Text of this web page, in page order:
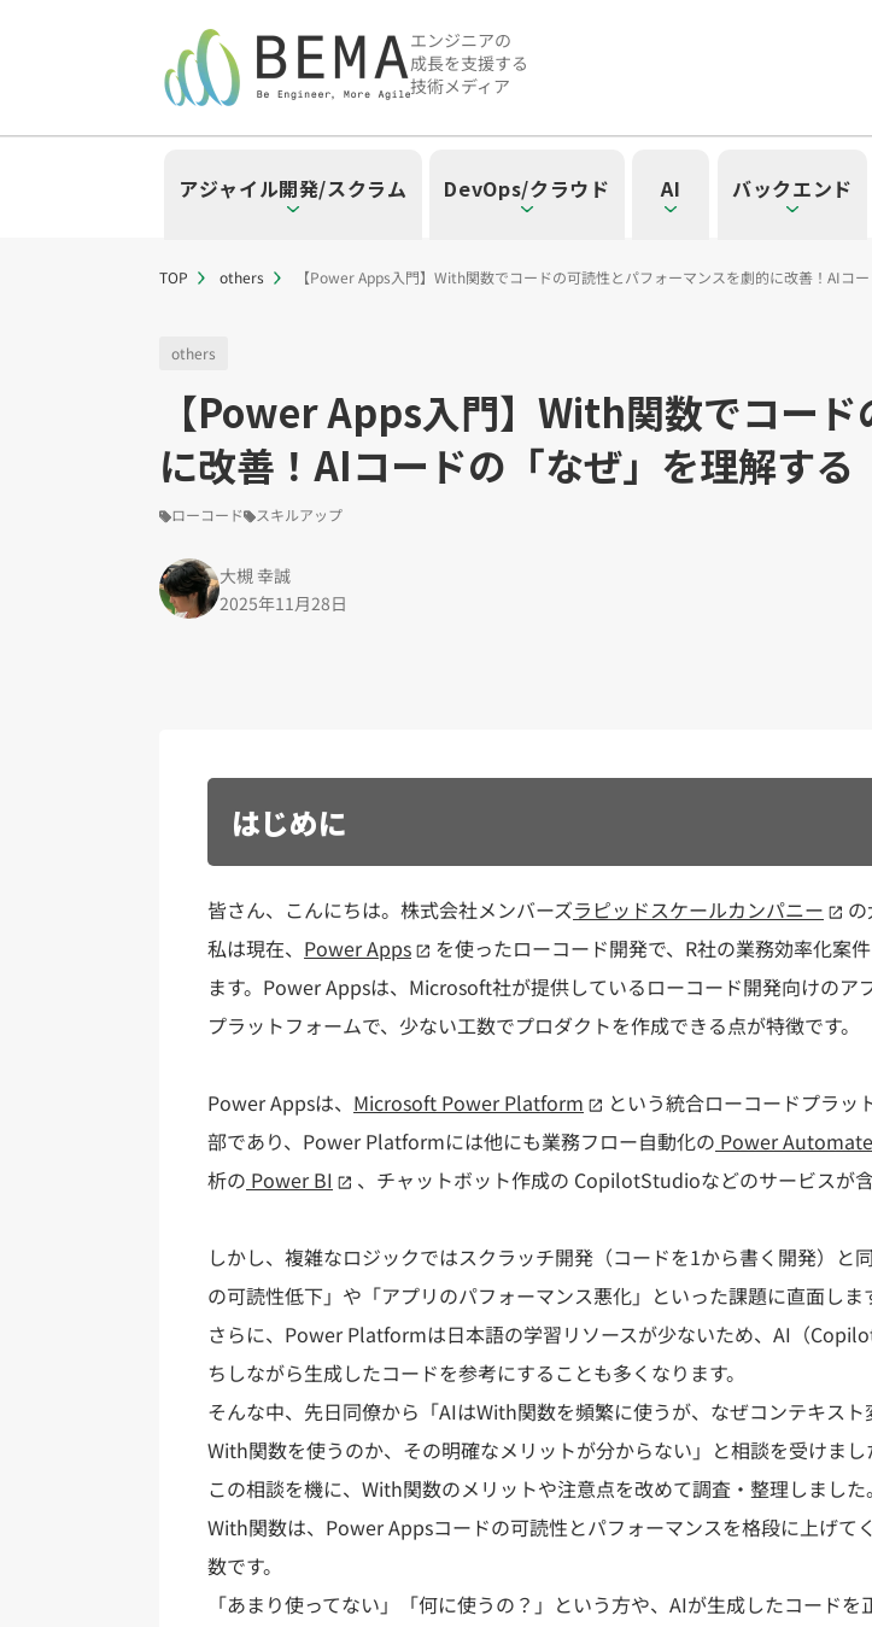
エンジニアの
成長を支援する
技術メディア
アジャイル開発/スクラム DevOps/クラウド AI バックエンド
「アジャイル開発/スクラム」のタグ一覧
スクラムマスター（19）
アジャイル（15） レトロスペクティブ（6）
「DevOps/クラウド」のタグ一覧
AWS（20）
CI/CD（9） Terraform（6） インフラストラクチャ（5）
さくらのクラウド（1）
「AI」のタグ一覧
生成AI（13）
AIエージェント（4） NotebookLM（3） Gemini（3）
「バックエンド」のタグ一覧
Oracle APEX（5）
Python（4） API（2） Ruby（2） SQL（1）
「Flutter/モバイル」のタグ一覧
Flutter（38）
Dart（6） Swift（2） アプリ開発（1）
「Jamstack/フロントエンド」のタグ一覧
Jamstack（10）
Astro（10） SSG（9） microCMS（7）
「others」のタグ一覧
エンジニア組織（48）
イベント（42） アドベントカレンダー2024（
DX推進（5）
TOP others 【Power Apps入門】With関数でコードの可読性とパフォーマンスを劇的に改善！AIコ
others
【Power Apps入門】With関数でコー
に改善！AIコードの「なぜ」を理解する
ローコード スキルアップ
大槻 幸誠
2025年11月28日
はじめに
皆さん、こんにちは。株式会社メンバーズラピッドスケールカンパニー
の
私は現在、 Power Apps
を使ったローコード開発で、R社の業務効率化案
ます。Power Appsは、Microsoft社が提供しているローコード開発向けのア
プラットフォームで、少ない工数でプロダクトを作成できる点が特徴です。
Power Appsは、 Microsoft Power Platform
という統合ローコードプラッ
部であり、Power Platformには他にも業務フロー自動化の Power Automate
析の Power BI 、チャットボット作成の CopilotStudioなどのサービスが含
しかし、複雑なロジックではスクラッチ開発（コードを1から書く開発）と
の可読性低下」や「アプリのパフォーマンス悪化」といった課題に直面しま
さらに、Power Platformは日本語の学習リソースが少ないため、AI（
ちしながら生成したコードを参考にすることも多くなります。
そんな中、先日同僚から「AIはWith関数を頻繁に使うが、なぜコンテキスト
With関数を使うのか、その明確なメリットが分からない」と相談を受けまし
この相談を機に、With関数のメリットや注意点を改めて調査・整理しました。
With関数は、Power Appsコードの可読性とパフォーマンスを格段に上げて
数です。
「あまり使ってない」「何に使うの？」という方や、AIが生成したコードを